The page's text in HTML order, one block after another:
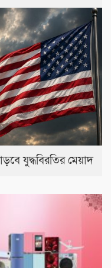
যুদ্ধবিরতির মেয়াদ